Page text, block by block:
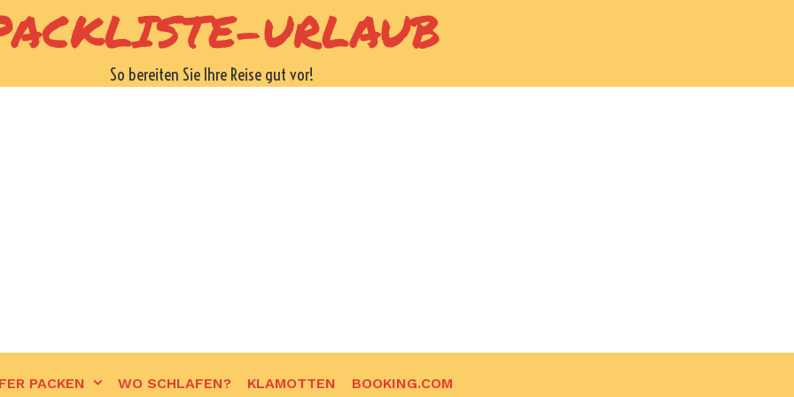
URLAUB
So bereiten Sie Ihre Reise gut vor!
PACKEN WO SCHLAFEN? KLAMOTTEN BOOKING.COM